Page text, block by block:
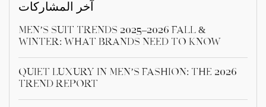
آخر المشاركات
Men’s Suit Trends 2025–2026 Fall &
Winter: What Brands Need to Know
Quiet Luxury in Men’s Fashion: The 2026
Trend Report